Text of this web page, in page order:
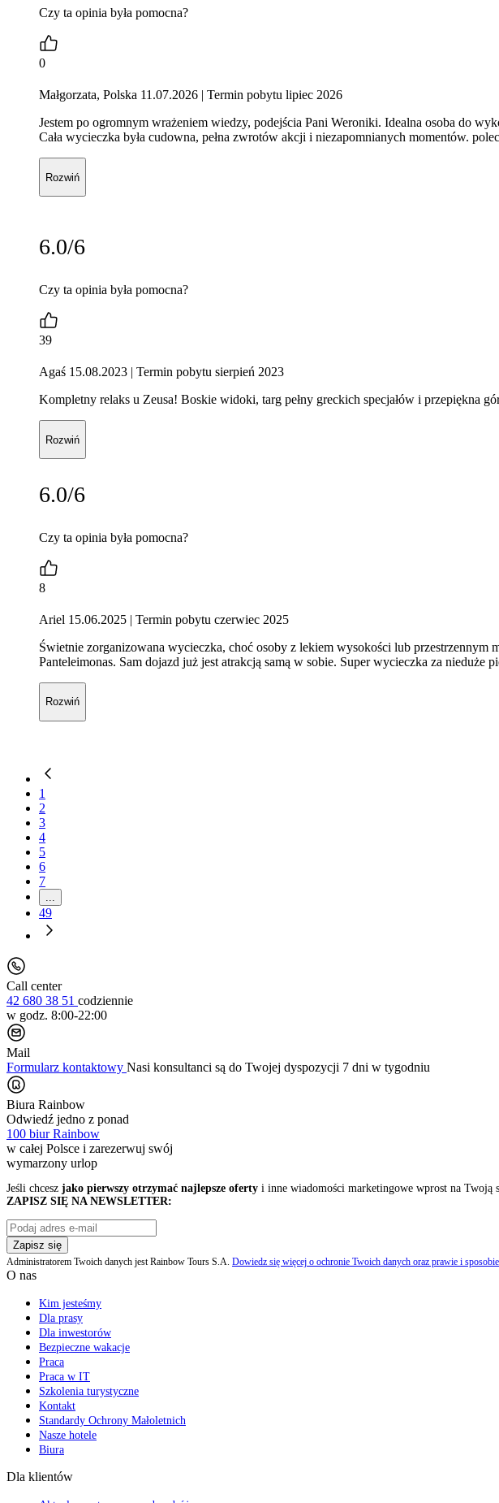
Czy ta opinia była pomocna?
0
Małgorzata, Polska 11.07.2026 | Termin pobytu lipiec 2026
Jestem po ogromnym wrażeniem wiedzy, podejścia Pani Weroniki. Idealna osoba do
Cała wycieczka była cudowna, pełna zwrotów akcji i niezapomnianych momentów.
Rozwiń
6.0/6
Czy ta opinia była pomocna?
39
Agaś 15.08.2023 | Termin pobytu sierpień 2023
Kompletny relaks u Zeusa! Boskie widoki, targ pełny greckich specjałów i przepiękna
Rozwiń
6.0/6
Czy ta opinia była pomocna?
8
Ariel 15.06.2025 | Termin pobytu czerwiec 2025
Świetnie zorganizowana wycieczka, choć osoby z lekiem wysokości lub
Panteleimonas. Sam dojazd już jest atrakcją samą w sobie. Super wycieczka za nieduże
Rozwiń
1
2
3
4
5
6
7
49
Call center
42 680 38 51 codziennie
w godz. 8:00-22:00
Mail
Formularz kontaktowy Nasi konsultanci są do Twojej dyspozycji 7 dni w tygodniu
Biura Rainbow
Odwiedź jedno z ponad
100 biur Rainbow
w całej Polsce i zarezerwuj swój
wymarzony urlop
Jeśli chcesz jako pierwszy otrzymać najlepsze oferty i inne wiadomości marketingowe wprost na Twoją
ZAPISZ SIĘ NA NEWSLETTER:
Zapisz się
Administratorem Twoich danych jest Rainbow Tours S.A. Dowiedz się więcej o ochronie Twoich danych oraz prawie i
O nas
Kim jesteśmy
Dla prasy
Dla inwestorów
Bezpieczne wakacje
Praca
Praca w IT
Szkolenia turystyczne
Kontakt
Standardy Ochrony Małoletnich
Nasze hotele
Biura
Dla klientów